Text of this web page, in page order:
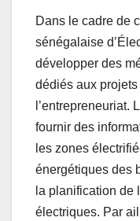
Dans le cadre de
sénégalaise
développer des
dédiés aux projets
l’entrepreneuriat.
fournir des
les zones
énergétiques des
la planification de
électriques. Par